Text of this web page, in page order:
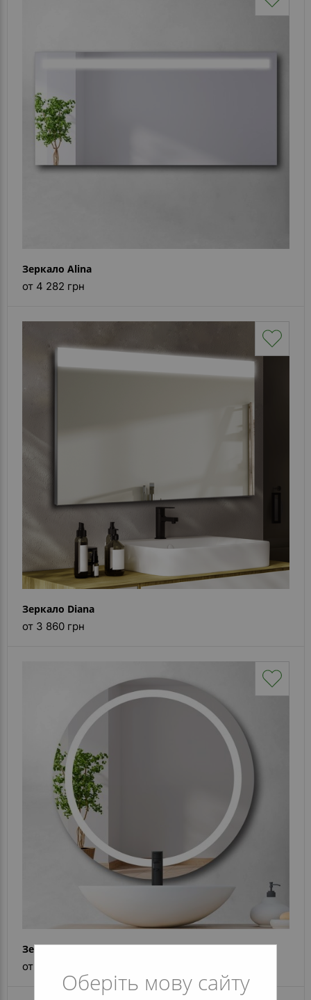
Оберіть мову сайту
Зеркало Alina
от 4 282 грн
Зеркало Diana
от 3 860 грн
Зеркало Silvia
от 5 524 грн